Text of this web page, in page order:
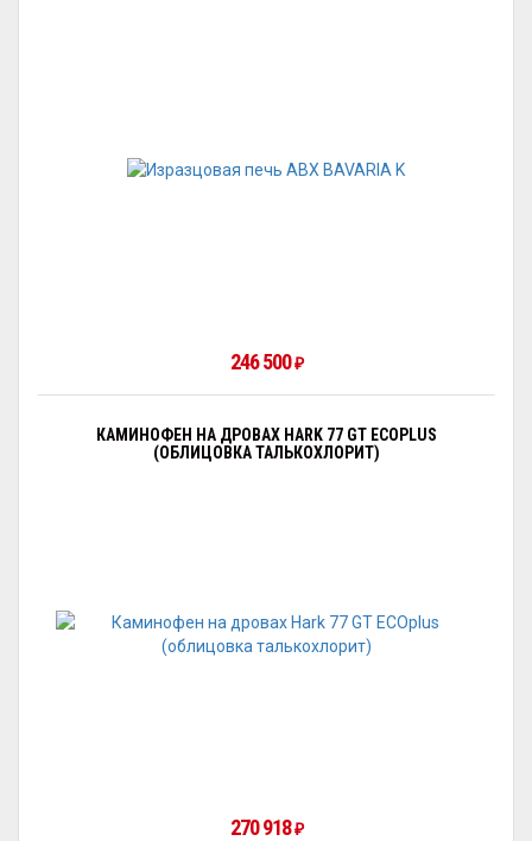
246 500₽
КАМИНОФЕН НА ДРОВАХ HARK 77 GT ECOPLUS
(ОБЛИЦОВКА ТАЛЬКОХЛОРИТ)
270 918₽